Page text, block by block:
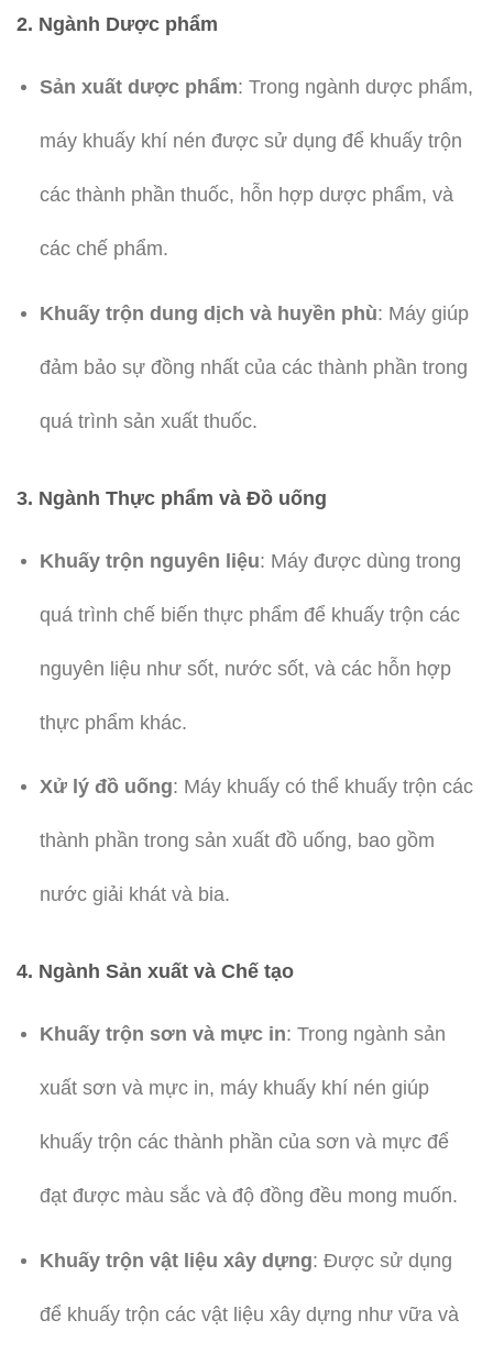
2. Ngành Dược phẩm
Sản xuất dược phẩm: Trong ngành dược phẩm,
máy khuấy khí nén được sử dụng để khuấy trộn
các thành phần thuốc, hỗn hợp dược phẩm, và
các chế phẩm.
Khuấy trộn dung dịch và huyền phù: Máy giúp
đảm bảo sự đồng nhất của các thành phần trong
quá trình sản xuất thuốc.
3. Ngành Thực phẩm và Đồ uống
Khuấy trộn nguyên liệu: Máy được dùng trong
quá trình chế biến thực phẩm để khuấy trộn các
nguyên liệu như sốt, nước sốt, và các hỗn hợp
thực phẩm khác.
Xử lý đồ uống: Máy khuấy có thể khuấy trộn các
thành phần trong sản xuất đồ uống, bao gồm
nước giải khát và bia.
4. Ngành Sản xuất và Chế tạo
Khuấy trộn sơn và mực in: Trong ngành sản
xuất sơn và mực in, máy khuấy khí nén giúp
khuấy trộn các thành phần của sơn và mực để
đạt được màu sắc và độ đồng đều mong muốn.
Khuấy trộn vật liệu xây dựng: Được sử dụng
để khuấy trộn các vật liệu xây dựng như vữa và